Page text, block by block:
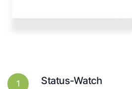
1 Status-Watch